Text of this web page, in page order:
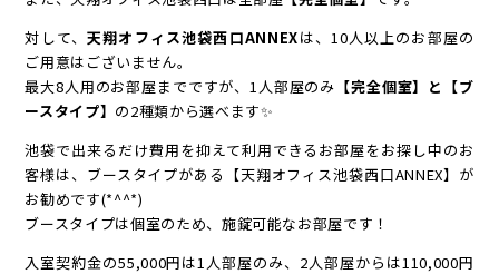
対して、天翔オフィス池袋西口ANNEXは、10人以上のお部屋の
ご用意はございません。
最大8人用のお部屋までですが、1人部屋のみ 【完全個室】と【ブ
ースタイプ】 の2種類から選べます✨
池袋で出来るだけ費用を抑えて利用できるお部屋をお探し中のお
客様は、ブースタイプがある【天翔オフィス池袋西口ANNEX】が
お勧めです(*^^*)
ブースタイプは個室のため、施錠可能なお部屋です！
入室契約金の55,000円は1人部屋のみ、2人部屋からは110,000円